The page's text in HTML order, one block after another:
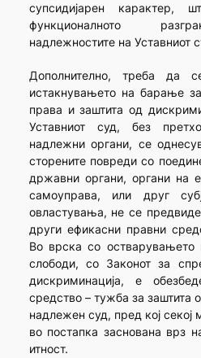
супсидијарен карактер,
функционалното
надлежностите на Уставниот
Дополнително, треба да
истакнувањето на барање
права и заштита од
Уставниот суд, без
надлежни органи, се
сторените повреди со
државни органи, органи на
самоуправа, или друг
овластувања, не се
други ефикасни правни
Во врска со остварувањето
слободи, со Законот за
дискриминација, е
средство – тужба за заштита
надлежен суд, пред кој
во постапка заснована врз
итност.